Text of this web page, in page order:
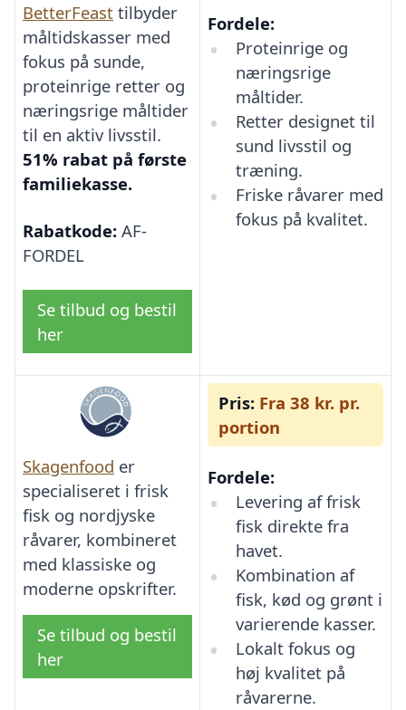
BetterFeast tilbyder
måltidskasser med
fokus på sunde,
proteinrige retter og
næringsrige måltider
til en aktiv livsstil.
51% rabat på første
familiekasse.
Rabatkode: AF-
FORDEL
Se tilbud og bestil
her
Fordele:
Proteinrige og
næringsrige
måltider.
Retter designet til
sund livsstil og
træning.
Friske råvarer med
fokus på kvalitet.
Skagenfood er
specialiseret i frisk
fisk og nordjyske
råvarer, kombineret
med klassiske og
moderne opskrifter.
Se tilbud og bestil
her
Pris: Fra 38 kr. pr.
portion
Fordele:
Levering af frisk
fisk direkte fra
havet.
Kombination af
fisk, kød og grønt i
varierende kasser.
Lokalt fokus og
høj kvalitet på
råvarerne.